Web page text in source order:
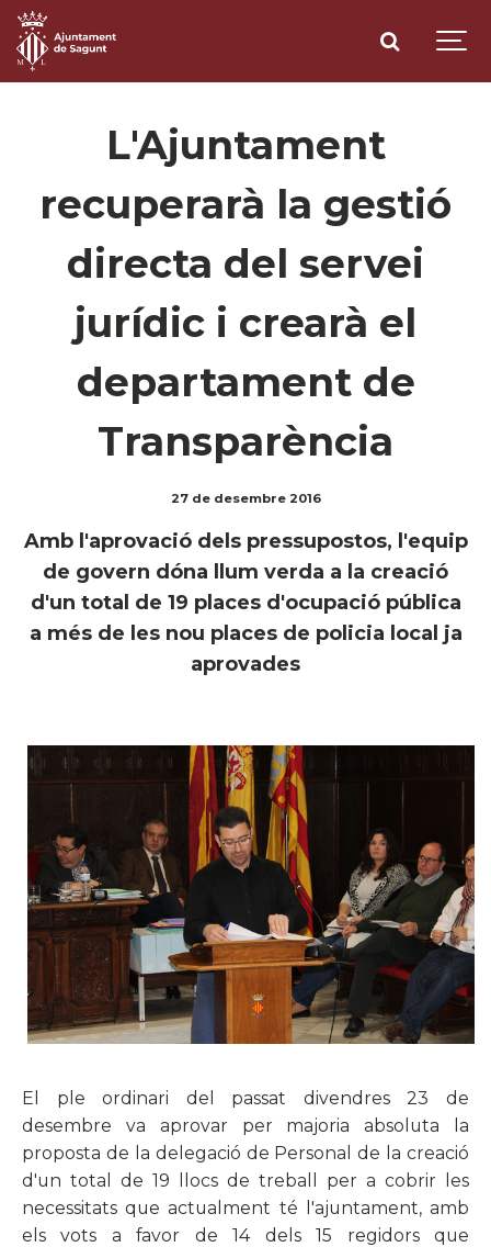
L'Ajuntament
recuperarà la gestió
directa del servei
jurídic i crearà el
departament de
Transparència
27 de desembre 2016
Amb l'aprovació dels pressupostos, l'equip
de govern dóna llum verda a la creació
d'un total de 19 places d'ocupació pública
a més de les nou places de policia local ja
aprovades
El ple ordinari del passat divendres 23 de
desembre va aprovar per majoria absoluta la
proposta de la delegació de Personal de la creació
d'un total de 19 llocs de treball per a cobrir les
necessitats que actualment té l'ajuntament, amb
els vots a favor de 14 dels 15 regidors que